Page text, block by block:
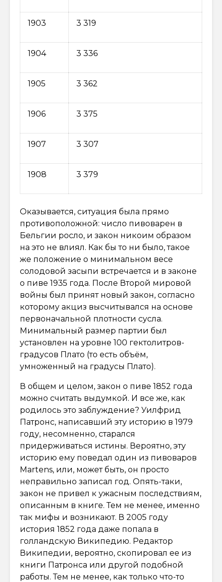
1903 3 319
1904 3 336
1905 3 362
1906 3 375
1907 3 307
1908 3 379
Оказывается, ситуация была прямо
противоположной: число пивоварен в
Бельгии росло, и закон никоим образом
на это не влиял. Как бы то ни было, такое
же положение о минимальном весе
солодовой засыпи встречается и в законе
о пиве 1935 года. После Второй мировой
войны был принят новый закон, согласно
которому акциз высчитывался на основе
первоначальной плотности сусла.
Минимальный размер партии был
установлен на уровне 100 гектолитров-
градусов Плато (то есть объём,
умноженный на градусы Плато).
В общем и целом, закон о пиве 1852 года
можно считать выдумкой. И все же, как
родилось это заблуждение? Уилфрид
Патронс, написавший эту историю в 1979
году, несомненно, старался
придерживаться истины. Вероятно, эту
историю ему поведал один из пивоваров
Martens, или, может быть, он просто
неправильно записал год. Опять-таки,
закон не привел к ужасным последствиям,
описанным в книге. Тем не менее, именно
так мифы и возникают. В 2005 году
история 1852 года даже попала в
голландскую Википедию. Редактор
Википедии, вероятно, скопировал ее из
книги Патронса или другой подобной
работы. Тем не менее, как только что-то